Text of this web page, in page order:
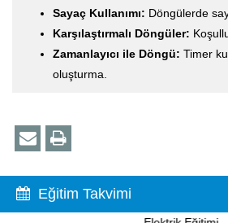
Sayaç Kullanımı: Döngülerde
Karşılaştırmalı Döngüler:
Zamanlayıcı ile Döngü: Timer
oluşturma.
Eğitim Takvimi